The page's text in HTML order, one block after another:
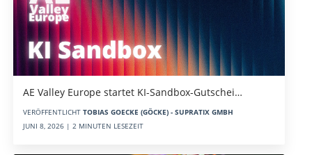
AE Valley Europe startet KI-Sandbox-Gutschei…
VERÖFFENTLICHT TOBIAS GOECKE (GÖCKE) - SUPRATIX GMBH
JUNI 8, 2026 | 2 MINUTEN LESEZEIT